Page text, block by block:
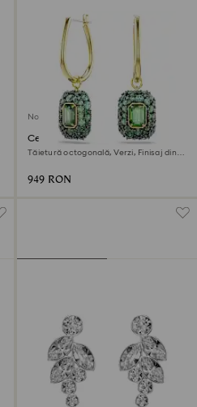
Nou
Cercei cu drop Sublima
Tăietură octogonală, Verzi, Finisaj din
949 RON